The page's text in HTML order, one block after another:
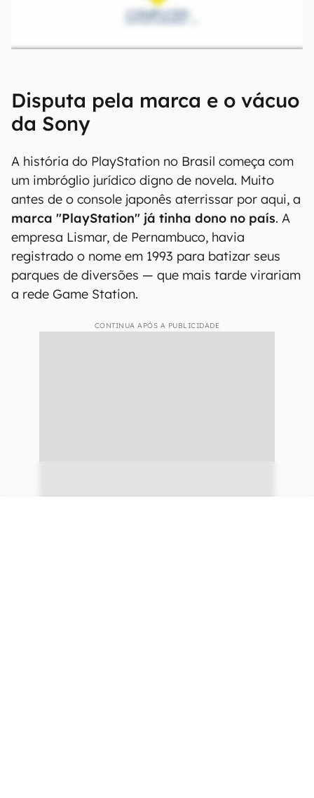
Disputa pela marca e o vácuo
da Sony
A história do PlayStation no Brasil começa com
um imbróglio jurídico digno de novela. Muito
antes de o console japonês aterrissar por aqui, a
marca "PlayStation" já tinha dono no país. A
empresa Lismar, de Pernambuco, havia
registrado o nome em 1993 para batizar seus
parques de diversões — que mais tarde virariam
a rede Game Station.
CONTINUA APÓS A PUBLICIDADE